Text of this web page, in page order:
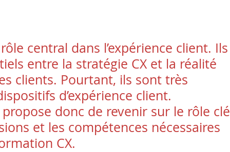
central dans l’expérience client. Ils
entre la stratégie CX et la réalité
clients. Pourtant, ils sont très
d’expérience client.
propose donc de revenir sur le rôle clé
et les compétences nécessaires
CX.